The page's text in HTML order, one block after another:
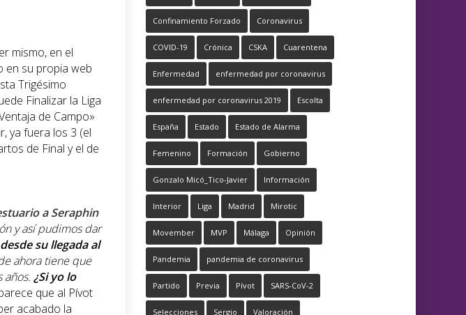
mismo, en el
en su propia web
Trigésimo
Finalizar la Liga
de Campo»
ya fuera los 3 (el
de Final y el de
a Seraphin
y así pudimos dar
su llegada al
ahora tiene que
años. ¿Si yo lo
que al Pívot
acabado la
Confinamiento Forzado Coronavirus
COVID-19 Crónica CSKA Cuarentena
Enfermedad enfermedad por coronavirus
enfermedad por coronavirus 2019 Escolta
España Estado Estado de Alarma
Femenino Formación Gobierno
Gonzalo Micó_Tico-Javier Información
Interior Liga Madrid Mirotic
Movember MVP Málaga Opinión
Pandemia pandemia de coronavirus
Partido Previa Pívot SARS-CoV-2
Selecciones Sergio Valoración